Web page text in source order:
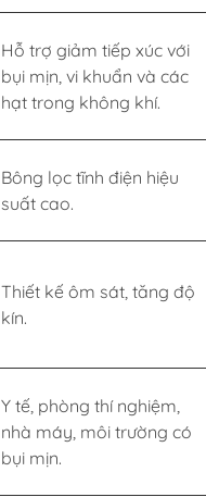
Hỗ trợ giảm tiếp xúc với
bụi mịn, vi khuẩn và các
hạt trong không khí.
Bông lọc tĩnh điện hiệu
suất cao.
Thiết kế ôm sát, tăng độ
kín.
Y tế, phòng thí nghiệm,
nhà máy, môi trường có
bụi mịn.